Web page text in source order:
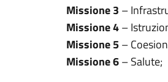
Missione 3 –
Missione 4–
Missione 5–
Missione 6– Salute;